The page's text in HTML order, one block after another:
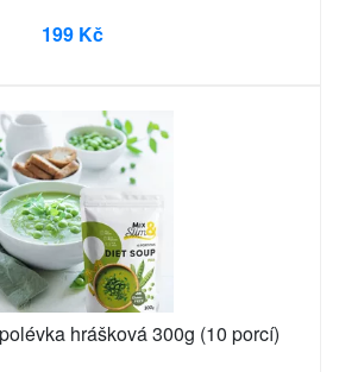
199 Kč
hrášková 300g (10 porcí)